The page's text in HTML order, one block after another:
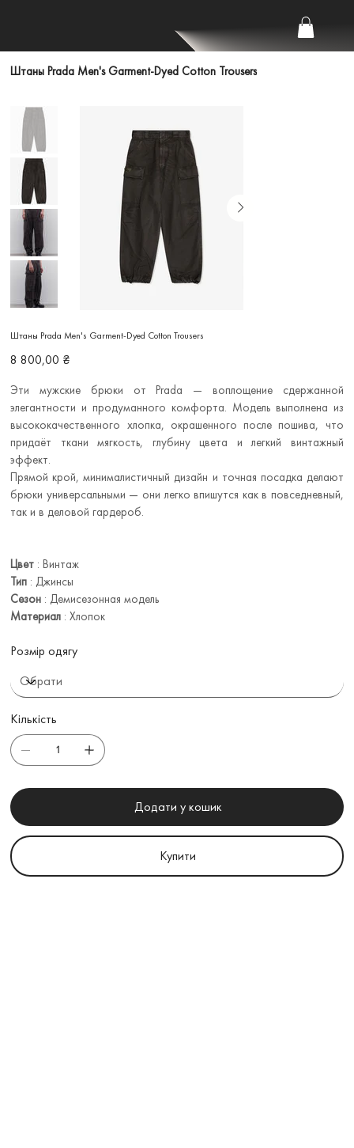
Штаны Prada Men's Garment-Dyed Cotton Trousers
Штаны Prada Men's Garment-Dyed Cotton Trousers
Ціна
8 800,00 ₴
Эти мужские брюки от Prada — воплощение сдержанной
элегантности и продуманного комфорта. Модель выполнена из
высококачественного хлопка, окрашенного после пошива, что
придаёт ткани мягкость, глубину цвета и легкий винтажный
эффект.
Прямой крой, минималистичный дизайн и точная посадка делают
брюки универсальными — они легко впишутся как в повседневный,
так и в деловой гардероб.
Цвет : Винтаж
Тип : Джинсы
Сезон : Демисезонная модель
Материал : Хлопок
Розмір одягу
Кількість
Додати у кошик
Купити